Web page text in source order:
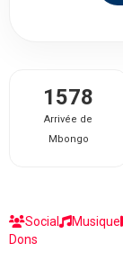
1578
Arrivée de
Mbongo
Social Musique
Dons